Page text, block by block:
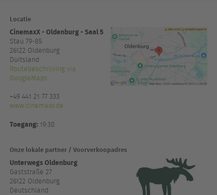
Locatie
CinemaxX - Oldenburg - Saal 5
Stau 79-85
26122 Oldenburg
Duitsland
Routebeschrijving via
GoogleMaps
+49 441 21 77 333
www.cinemaxx.de
Toegang: 19:30
Onze lokale partner / Voorverkoopadres
Unterwegs Oldenburg
Gaststraße 27
26122 Oldenburg
Deutschland